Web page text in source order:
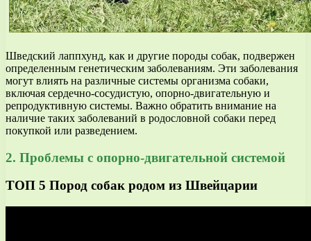
Шведский лаппхунд, как и другие породы собак, подвержен
определенным генетическим заболеваниям. Эти заболевания
могут влиять на различные системы организма собаки,
включая сердечно-сосудистую, опорно-двигательную и
репродуктивную системы. Важно обратить внимание на
наличие таких заболеваний в родословной собаки перед
покупкой или разведением.
2. Проблемы с опорно-двигательной системой
ТОП 5 Пород собак родом из Швейцарии